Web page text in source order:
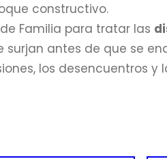
constructivo.
Familia para tratar las
antes de que se
los desencuentros y